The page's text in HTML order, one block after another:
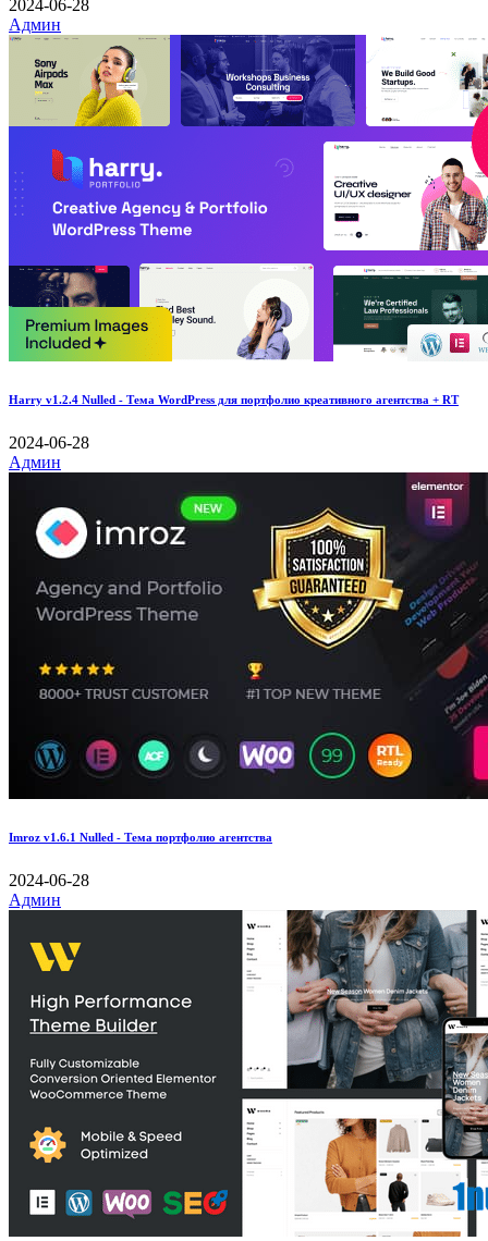
2024-06-28
Админ
Harry v1.2.4 Nulled - Тема WordPress для портфолио креативного агентства + RT
2024-06-28
Админ
Imroz v1.6.1 Nulled - Тема портфолио агентства
2024-06-28
Админ